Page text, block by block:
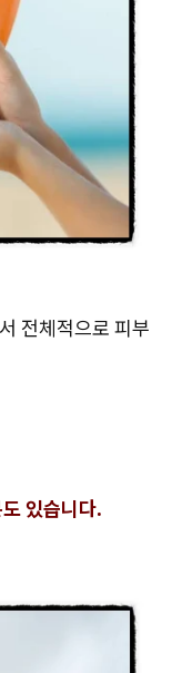
전체적으로 피부
있습니다.